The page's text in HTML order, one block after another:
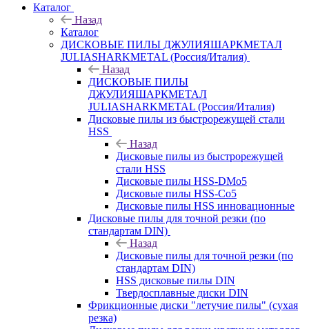
Каталог
Назад
Каталог
ДИСКОВЫЕ ПИЛЫ ДЖУЛИЯШАРКМЕТАЛ
JULIASHARKMETAL (Россия/Италия)
Назад
ДИСКОВЫЕ ПИЛЫ
ДЖУЛИЯШАРКМЕТАЛ
JULIASHARKMETAL (Россия/Италия)
Дисковые пилы из быстрорежущей стали
HSS
Назад
Дисковые пилы из быстрорежущей
стали HSS
Дисковые пилы HSS-DMo5
Дисковые пилы HSS-Co5
Дисковые пилы HSS инновационные
Дисковые пилы для точной резки (по
стандартам DIN)
Назад
Дисковые пилы для точной резки (по
стандартам DIN)
HSS дисковые пилы DIN
Твердосплавные диски DIN
Фрикционные диски "летучие пилы" (сухая
резка)